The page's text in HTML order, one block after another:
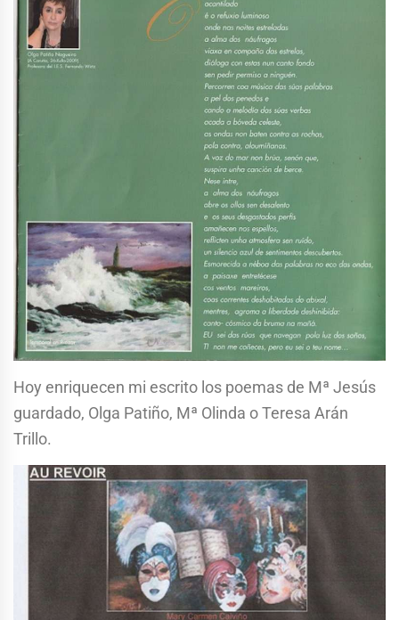
Hoy enriquecen mi escrito los poemas de Mª Jesús
guardado, Olga Patiño, Mª Olinda o Teresa Arán
Trillo.